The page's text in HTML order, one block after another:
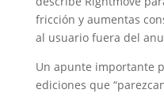
fricción y aumentas
al usuario fuera del
Un apunte importante
ediciones que